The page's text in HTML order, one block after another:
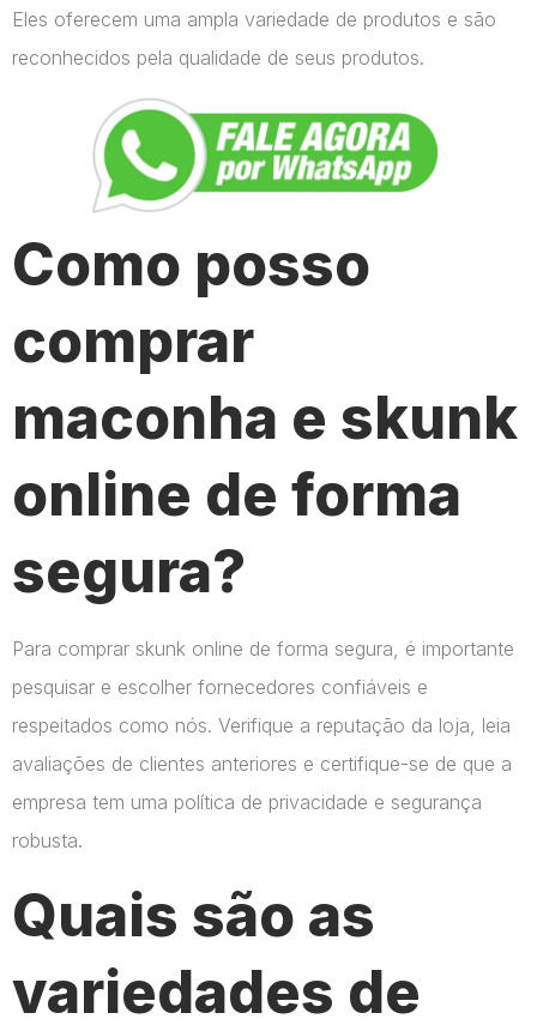
Eles oferecem uma ampla variedade de produtos e são
reconhecidos pela qualidade de seus produtos.
Como posso
comprar
maconha e skunk
online de forma
segura?
Para comprar skunk online de forma segura, é importante
pesquisar e escolher fornecedores confiáveis e
respeitados como nós. Verifique a reputação da loja, leia
avaliações de clientes anteriores e certifique-se de que a
empresa tem uma política de privacidade e segurança
robusta.
Quais são as
variedades de